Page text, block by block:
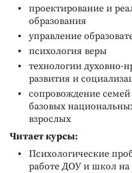
проектирование и
образования
управление
психология веры
технологии духовно-
развития и
сопровождение
базовых
взрослых
Читает курсы:
Психологические
работе ДОУ и школ